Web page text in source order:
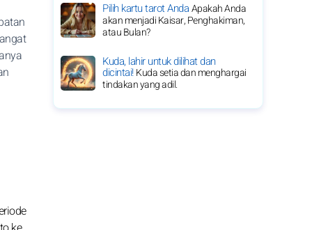
Pilih kartu tarot AndaApakah Anda
akan menjadi Kaisar, Penghakiman,
atau Bulan?
Kuda, lahir untuk dilihat dan
dicintai!Kuda setia dan menghargai
tindakan yang adil.